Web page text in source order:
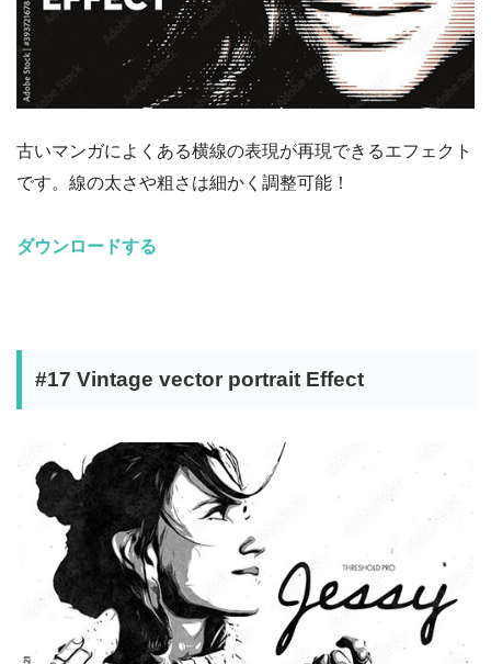
古いマンガによくある横線の表現が再現できるエフェクト
です。線の太さや粗さは細かく調整可能！
ダウンロードする
#17 Vintage vector portrait Effect